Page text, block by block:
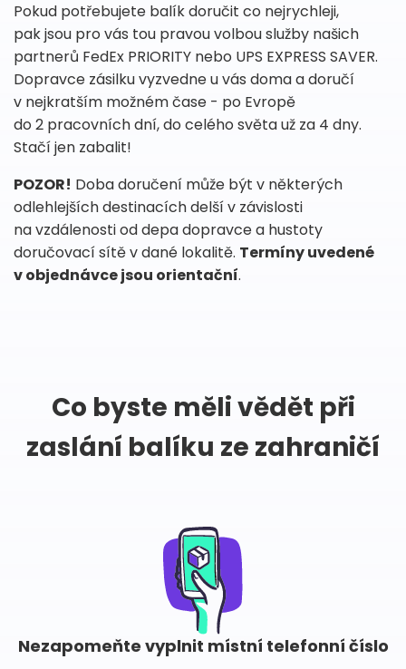
Pokud potřebujete balík doručit co nejrychleji,
pak jsou pro vás tou pravou volbou služby našich
partnerů FedEx PRIORITY nebo UPS EXPRESS SAVER.
Dopravce zásilku vyzvedne u vás doma a doručí
v nejkratším možném čase - po Evropě
do 2 pracovních dní, do celého světa už za 4 dny.
Stačí jen zabalit!
POZOR! Doba doručení může být v některých
odlehlejších destinacích delší v závislosti
na vzdálenosti od depa dopravce a hustoty
doručovací sítě v dané lokalitě. Termíny uvedené
v objednávce jsou orientační.
Co byste měli vědět při
zaslání balíku ze zahraničí
Nezapomeňte vyplnit místní telefonní číslo